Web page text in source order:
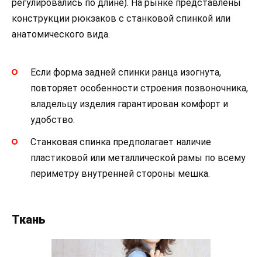
регулировались по длине). На рынке представлены
конструкции рюкзаков с станковой спинкой или
анатомического вида.
Если форма задней спинки ранца изогнута,
повторяет особенности строения позвоночника,
владельцу изделия гарантирован комфорт и
удобство.
Станковая спинка предполагает наличие
пластиковой или металлической рамы по всему
периметру внутренней стороны мешка.
Ткань